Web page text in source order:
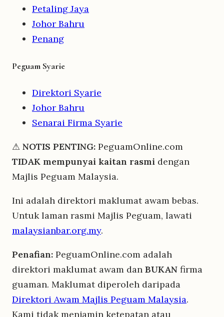
Petaling Jaya
Johor Bahru
Penang
Peguam Syarie
Direktori Syarie
Johor Bahru
Senarai Firma Syarie
⚠ NOTIS PENTING: PeguamOnline.com
TIDAK mempunyai kaitan rasmi dengan
Majlis Peguam Malaysia.
Ini adalah direktori maklumat awam bebas.
Untuk laman rasmi Majlis Peguam, lawati
malaysianbar.org.my.
Penafian: PeguamOnline.com adalah
direktori maklumat awam dan BUKAN firma
guaman. Maklumat diperoleh daripada
Direktori Awam Majlis Peguam Malaysia.
Kami tidak menjamin ketepatan atau